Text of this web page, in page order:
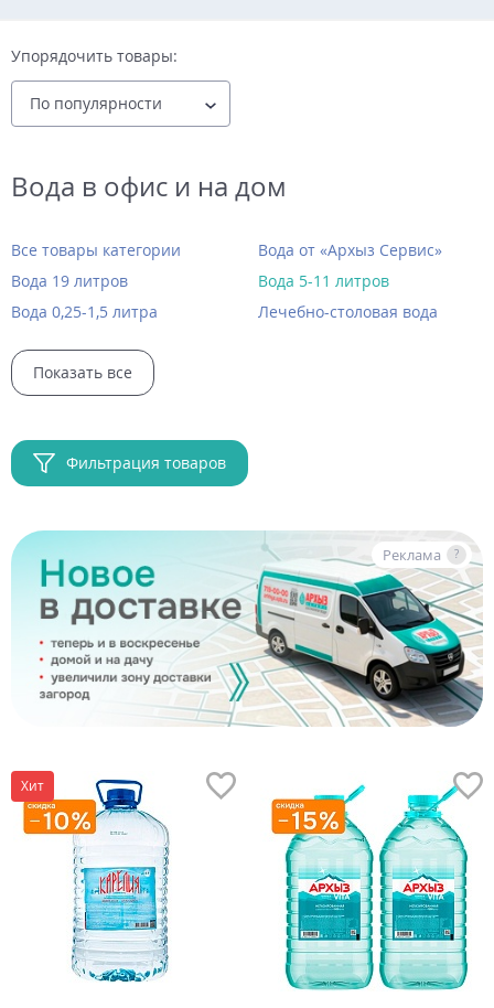
Упорядочить товары:
Реклама ?
Хит
Вода в офис и на дом
Все товары категории
Вода от «Архыз Сервис»
Вода 19 литров
Вода 5-11 литров
Вода 0,25-1,5 литра
Лечебно-столовая вода
Показать все
Фильтрация товаров